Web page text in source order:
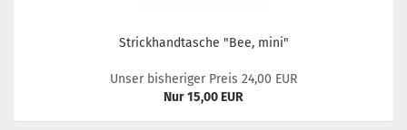
Strickhandtasche "Bee, mini"
Unser bisheriger Preis 24,00 EUR
Nur 15,00 EUR